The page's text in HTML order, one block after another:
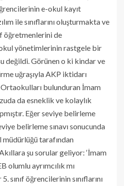
e-okul kayıt
ile sınıflarını oluşturmakta ve
öğretmenlerini de
yönetimlerinin rastgele bir
değildi. Görünen o ki kindar ve
uğraşıyla AKP iktidarı
bulunduran İmam
da esneklik ve kolaylık
Eğer seviye belirleme
belirleme sınavı sonucunda
müdürlüğü tarafından
şu sorular geliyor: ‘İmam
olumlu ayrımcılık mı
sınıf öğrencilerinin sınıflarını